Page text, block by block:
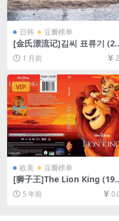
日韩 豆瓣榜单
[金氏漂流记]김씨 표류기
9)[百度网盘+夸克网盘1080P
超清未删减资源][网盘在线播
幕]
1 月前
VIP
欧美 豆瓣榜单
[狮子王]The Lion King (199
4)[百度网盘+迅雷云盘资源10
80P超清未删减][MP4/
5 年前